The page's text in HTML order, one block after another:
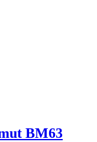
BM63